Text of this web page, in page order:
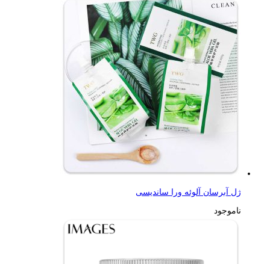
ژل آبرسان آلوئه ورا ساندیسی
ناموجود